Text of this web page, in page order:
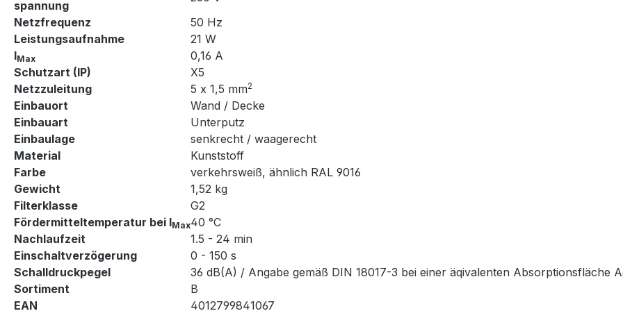
spannung
Netzfrequenz
50 Hz
Leistungsaufnahme
21 W
IMax
0,16 A
Schutzart (IP)
X5
Netzzuleitung
5 x 1,5 mm2
Einbauort
Wand / Decke
Einbauart
Unterputz
Einbaulage
senkrecht / waagerecht
Material
Kunststoff
Farbe
verkehrsweiß, ähnlich RAL 9016
Gewicht
1,52 kg
Filterklasse
G2
Fördermitteltemperatur bei IMax40 °C
Nachlaufzeit
1.5 - 24 min
Einschaltverzögerung
0 - 150 s
Schalldruckpegel
36 dB(A) / Angabe gemäß DIN 18017-3 bei einer äqivalenten Absorptionsfläche AL
Sortiment
B
EAN
4012799841067